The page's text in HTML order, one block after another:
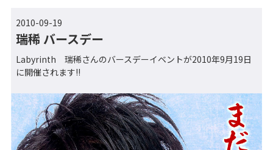
2010-09-19
瑞稀 バースデー
Labyrinth 瑞稀さんのバースデーイベントが2010年9月19日
に開催されます!!